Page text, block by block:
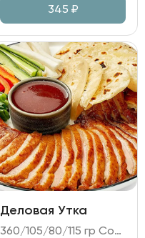
345 ₽
Деловая Утка
360/105/80/115 гр Состав: - утка маринованная; - огурец; дайкон; перец болгарский; лук зелёный; - соус на основе Хойсин; - пшеничные лепёшки.